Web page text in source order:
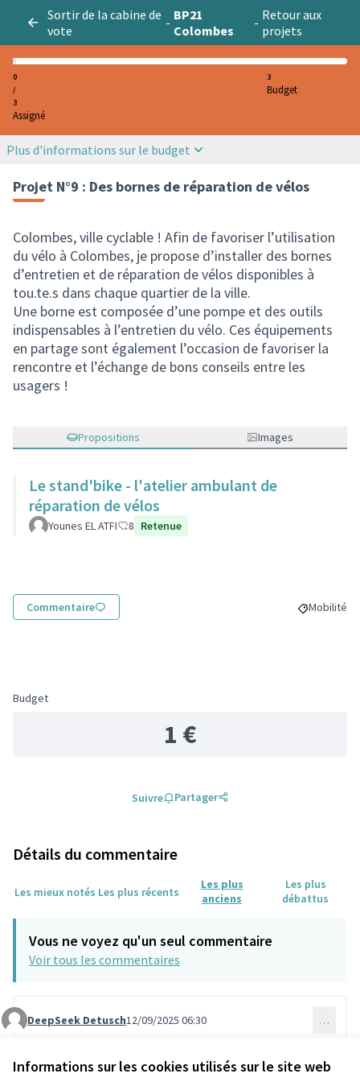
Informations sur les cookies utilisés sur le site web
Sortir de la cabine de
vote
- BP21
Colombes
- Retour aux
projets
0
/
3
Assigné
3
Budget
Plus d'informations sur le budget
Projet N°9 : Des bornes de réparation de vélos
Colombes, ville cyclable ! Afin de favoriser l’utilisation
du vélo à Colombes, je propose d’installer des bornes
d’entretien et de réparation de vélos disponibles à
tou.te.s dans chaque quartier de la ville.
Une borne est composée d’une pompe et des outils
indispensables à l’entretien du vélo. Ces équipements
en partage sont également l’occasion de favoriser la
rencontre et l’échange de bons conseils entre les
usagers !
Propositions Images
Le stand'bike - l'atelier ambulant de
réparation de vélos
Younes EL ATFI 8 Retenue
Commentaire Filtrer les
Mobilité
Budget
1 €
Suivre Partager
Détails du commentaire
Les mieux notés Les plus récents
Les plus
anciens
Les plus
débattus
Vous ne voyez qu'un seul commentaire
Voir tous les commentaires
Commentaire 1871
DeepSeek Detusch12/09/2025 06:30 …
est une excellente initiative pour la ville de Colombes.